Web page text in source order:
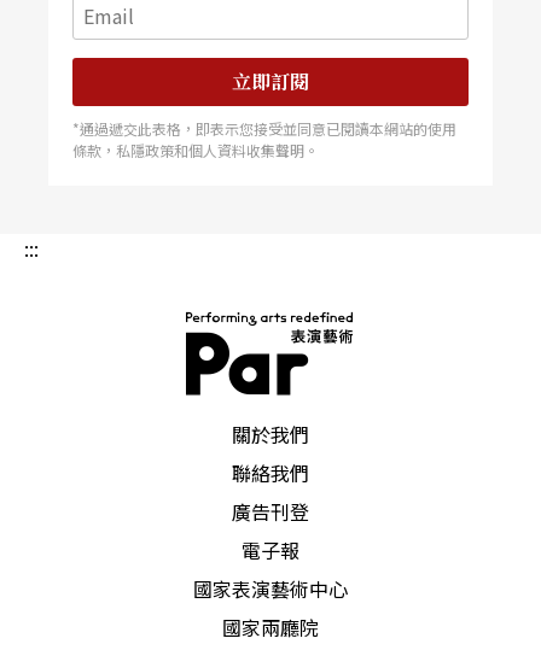
立即訂閱
*通過遞交此表格，即表示您接受並同意已閱讀本網站的使用
條款，私隱政策和個人資料收集聲明。
:::
關於我們
聯絡我們
廣告刊登
電子報
國家表演藝術中心
國家兩廳院